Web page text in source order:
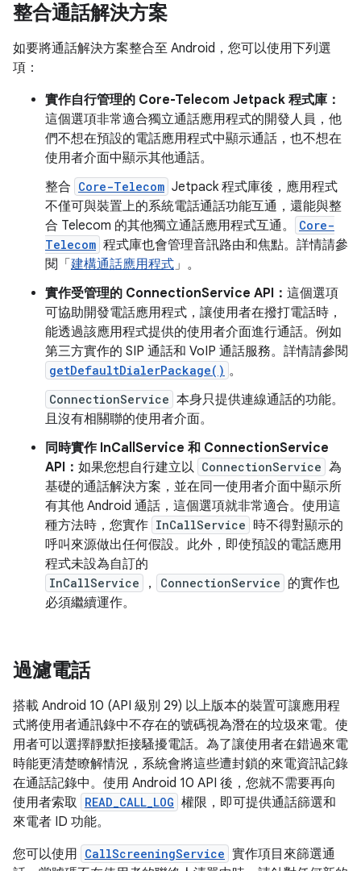
整合通話解決方案
如要將通話解決方案整合至 Android，您可以使用下列選
項：
實作自行管理的 Core-Telecom Jetpack 程式庫：
這個選項非常適合獨立通話應用程式的開發人員，他
們不想在預設的電話應用程式中顯示通話，也不想在
使用者介面中顯示其他通話。
整合 Core-Telecom Jetpack 程式庫後，應用程式
不僅可與裝置上的系統電話通話功能互通，還能與整
合 Telecom 的其他獨立通話應用程式互通。
Core-
Telecom 程式庫也會管理音訊路由和焦點。詳情請參
閱「 建構通話應用程式」。
實作受管理的 ConnectionService API： 這個選項
可協助開發電話應用程式，讓使用者在撥打電話時，
能透過該應用程式提供的使用者介面進行通話。例如
第三方實作的 SIP 通話和 VoIP 通話服務。詳情請參閱
getDefaultDialerPackage() 。
ConnectionService 本身只提供連線通話的功能。
且沒有相關聯的使用者介面。
同時實作 InCallService 和 ConnectionService
API： 如果您想自行建立以 ConnectionService 為
基礎的通話解決方案，並在同一使用者介面中顯示所
有其他 Android 通話，這個選項就非常適合。使用這
種方法時，您實作 InCallService 時不得對顯示的
呼叫來源做出任何假設。此外，即使預設的電話應用
程式未設為自訂的
InCallService ， ConnectionService 的實作也
必須繼續運作。
過濾電話
搭載 Android 10 (API 級別 29) 以上版本的裝置可讓應用程
式將使用者通訊錄中不存在的號碼視為潛在的垃圾來電。使
用者可以選擇靜默拒接騷擾電話。為了讓使用者在錯過來電
時能更清楚瞭解情況，系統會將這些遭封鎖的來電資訊記錄
在通話記錄中。使用 Android 10 API 後，您就不需要再向
使用者索取 READ_CALL_LOG 權限，即可提供通話篩選和
來電者 ID 功能。
您可以使用 CallScreeningService 實作項目來篩選通